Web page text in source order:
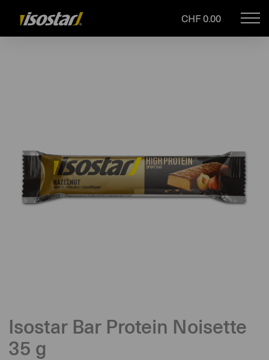
Drupal
CHF 0.00
Isostar Bar Protein Noisette
35 g